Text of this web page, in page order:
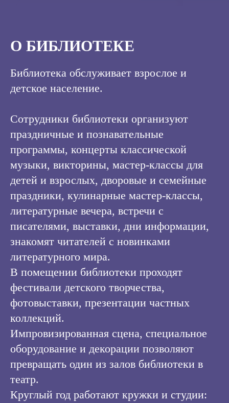
О БИБЛИОТЕКЕ
Библиотека обслуживает взрослое и
детское население.
Сотрудники библиотеки организуют
праздничные и познавательные
программы, концерты классической
музыки, викторины, мастер-классы для
детей и взрослых, дворовые и семейные
праздники, кулинарные мастер-классы,
литературные вечера, встречи с
писателями, выставки, дни информации,
знакомят читателей с новинками
литературного мира.
В помещении библиотеки проходят
фестивали детского творчества,
фотовыставки, презентации частных
коллекций.
Импровизированная сцена, специальное
оборудование и декорации позволяют
превращать один из залов библиотеки в
театр.
Круглый год работают кружки и студии: